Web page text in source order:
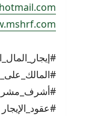
#أشرف_مشرف